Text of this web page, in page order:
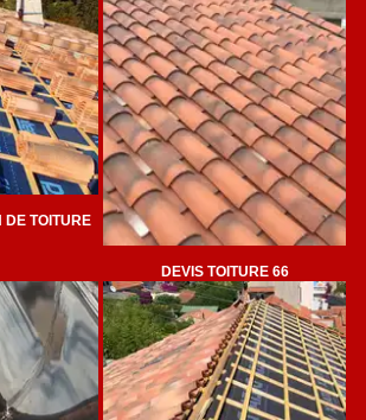
DE TOITURE
DEVIS TOITURE 66